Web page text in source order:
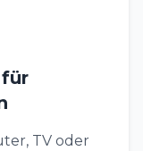
TV oder